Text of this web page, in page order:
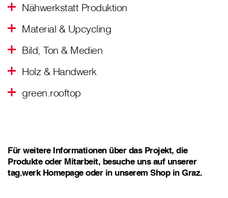
Nähwerkstatt Produktion
Material & Upcycling
Bild, Ton & Medien
Holz & Handwerk
green.rooftop
Für weitere Informationen über das Projekt, die
Produkte oder Mitarbeit, besuche uns auf unserer
tag.werk Homepage oder in unserem Shop in Graz.